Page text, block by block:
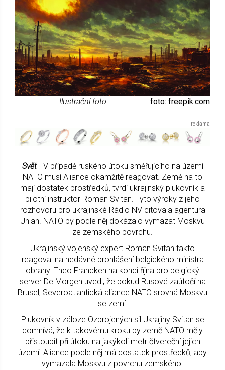
Ilustrační foto foto: freepik.com
Svět- V případě ruského útoku směřujícího na území
NATO musí Aliance okamžitě reagovat. Země na to
mají dostatek prostředků, tvrdí ukrajinský plukovník a
pilotní instruktor Roman Svitan. Tyto výroky z jeho
rozhovoru pro ukrajinské Rádio NV citovala agentura
Unian. NATO by podle něj dokázalo vymazat Moskvu
ze zemského povrchu.
Ukrajinský vojenský expert Roman Svitan takto
reagoval na nedávné prohlášení belgického ministra
obrany. Theo Francken na konci října pro belgický
server De Morgen uvedl, že pokud Rusové zaútočí na
Brusel, Severoatlantická aliance NATO srovná Moskvu
se zemí.
Plukovník v záloze Ozbrojených sil Ukrajiny Svitan se
domnívá, že k takovému kroku by země NATO měly
přistoupit při útoku na jakýkoli metr čtvereční jejich
území. Aliance podle něj má dostatek prostředků, aby
vymazala Moskvu z povrchu zemského.